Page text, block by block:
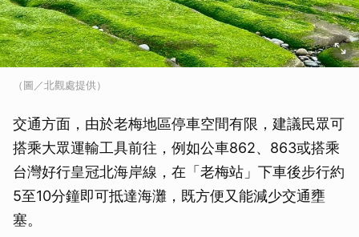
（圖／北觀處提供）
交通方面，由於老梅地區停車空間有限，建議民眾可
搭乘大眾運輸工具前往，例如公車862、863或搭乘
台灣好行皇冠北海岸線，在「老梅站」下車後步行約
5至10分鐘即可抵達海灘，既方便又能減少交通壅
塞。